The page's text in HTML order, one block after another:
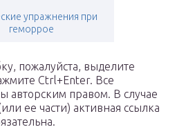
упражнения при
геморрое
пожалуйста, выделите
Ctrl+Enter. Все
авторским правом. В случае
ее части) активная ссылка